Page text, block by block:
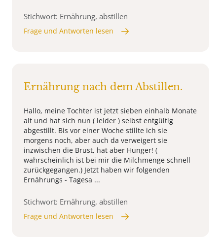
Stichwort: Ernährung, abstillen
Frage und Antworten lesen
Ernährung nach dem Abstillen.
Hallo, meine Tochter ist jetzt sieben einhalb Monate
alt und hat sich nun ( leider ) selbst entgültig
abgestillt. Bis vor einer Woche stillte ich sie
morgens noch, aber auch da verweigert sie
inzwischen die Brust, hat aber Hunger! (
wahrscheinlich ist bei mir die Milchmenge schnell
zurückgegangen.) Jetzt haben wir folgenden
Ernährungs - Tagesa ...
Stichwort: Ernährung, abstillen
Frage und Antworten lesen